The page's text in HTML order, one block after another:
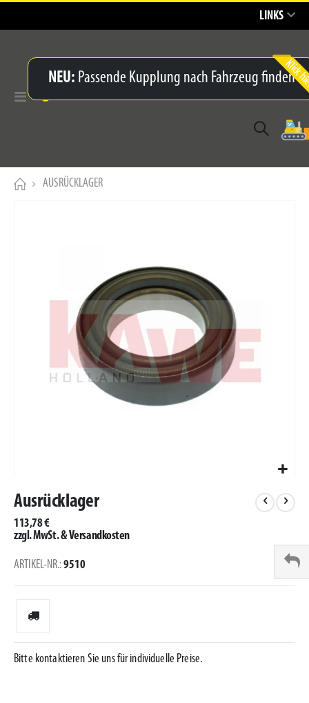
LINKS
Navigation
NEU: Passende Kupplung nach Fahrzeug finden
AUSRÜCKLAGER
Anfang
Bildergalerie
springen
Ausrücklager
113,78 €
zzgl. MwSt.&Versandkosten
ARTIKEL-NR. 9510
Bitte kontaktieren Sie uns für individuelle Preise.